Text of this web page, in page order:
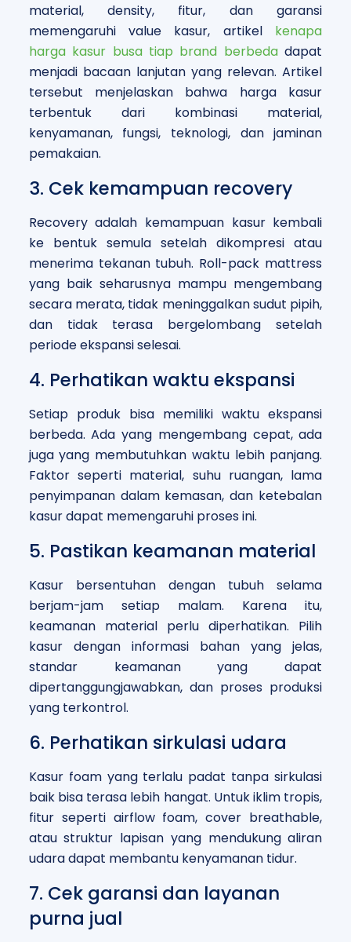
material, density, fitur, dan garansi
memengaruhi value kasur, artikel
kenapa
harga kasur busa tiap brand berbedadapat
menjadi bacaan lanjutan yang relevan. Artikel
tersebut menjelaskan bahwa harga kasur
terbentuk dari kombinasi material,
kenyamanan, fungsi, teknologi, dan jaminan
pemakaian.
3. Cek kemampuan recovery
Recovery adalah kemampuan kasur kembali
ke bentuk semula setelah dikompresi atau
menerima tekanan tubuh. Roll-pack mattress
yang baik seharusnya mampu mengembang
secara merata, tidak meninggalkan sudut pipih,
dan tidak terasa bergelombang setelah
periode ekspansi selesai.
4. Perhatikan waktu ekspansi
Setiap produk bisa memiliki waktu ekspansi
berbeda. Ada yang mengembang cepat, ada
juga yang membutuhkan waktu lebih panjang.
Faktor seperti material, suhu ruangan, lama
penyimpanan dalam kemasan, dan ketebalan
kasur dapat memengaruhi proses ini.
5. Pastikan keamanan material
Kasur bersentuhan dengan tubuh selama
berjam-jam setiap malam. Karena itu,
keamanan material perlu diperhatikan. Pilih
kasur dengan informasi bahan yang jelas,
standar keamanan yang dapat
dipertanggungjawabkan, dan proses produksi
yang terkontrol.
6. Perhatikan sirkulasi udara
Kasur foam yang terlalu padat tanpa sirkulasi
baik bisa terasa lebih hangat. Untuk iklim tropis,
fitur seperti airflow foam, cover breathable,
atau struktur lapisan yang mendukung aliran
udara dapat membantu kenyamanan tidur.
7. Cek garansi dan layanan
purna jual